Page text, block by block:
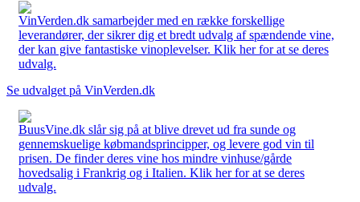
VinVerden.dk samarbejder med en række forskellige
leverandører, der sikrer dig et bredt udvalg af spændende vine,
der kan give fantastiske vinoplevelser. Klik her for at se deres
udvalg.
Se udvalget på VinVerden.dk
BuusVine.dk slår sig på at blive drevet ud fra sunde og
gennemskuelige købmandsprincipper, og levere god vin til
prisen. De finder deres vine hos mindre vinhuse/gårde
hovedsalig i Frankrig og i Italien. Klik her for at se deres
udvalg.